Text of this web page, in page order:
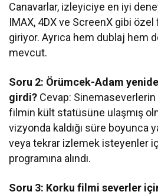
Canavarlar, izleyiciye en iyi
IMAX, 4DX ve ScreenX gibi
giriyor. Ayrıca hem dublaj hem
mevcut.
Soru 2: Örümcek-Adam
girdi? Cevap:
filmin kült statüsüne ulaşmış
vizyonda kaldığı süre boyunca
veya tekrar izlemek isteyenler
programına alındı.
Soru 3: Korku filmi severler